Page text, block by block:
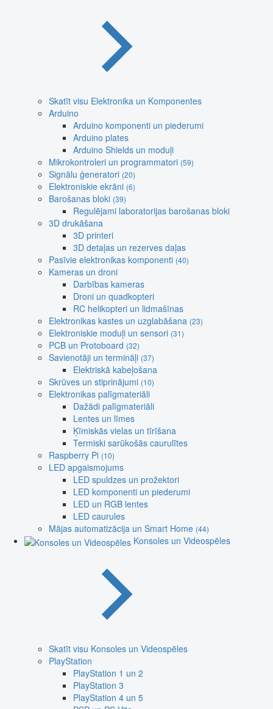
Skatīt visu Elektronika un Komponentes
Arduino
Arduino komponenti un piederumi
Arduino plates
Arduino Shields un moduļi
Mikrokontroleri un programmatori (59)
Signālu ģeneratori (20)
Elektroniskie ekrāni (6)
Barošanas bloki (39)
Regulējami laboratorijas barošanas bloki
3D drukāšana
3D printeri
3D detaļas un rezerves daļas
Pasīvie elektronikas komponenti (40)
Kameras un droni
Darbības kameras
Droni un quadkopteri
RC helikopteri un lidmašīnas
Elektronikas kastes un uzglabāšana (23)
Elektroniskie moduļi un sensori (31)
PCB un Protoboard (32)
Savienotāji un termināļi (37)
Elektriskā kabeļošana
Skrūves un stiprinājumi (10)
Elektronikas palīgmateriāli
Dažādi palīgmateriāli
Lentes un līmes
Ķīmiskās vielas un tīrīšana
Termiski sarūkošās caurulītes
Raspberry Pi (10)
LED apgaismojums
LED spuldzes un prožektori
LED komponenti un piederumi
LED un RGB lentes
LED caurules
Mājas automatizācija un Smart Home (44)
Konsoles un Videospēles
Skatīt visu Konsoles un Videospēles
PlayStation
PlayStation 1 un 2
PlayStation 3
PlayStation 4 un 5